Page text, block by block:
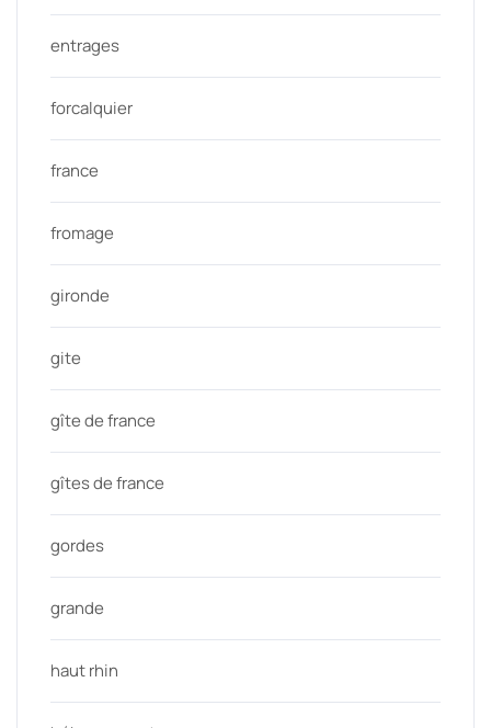
entrages
forcalquier
france
fromage
gironde
gite
gîte de france
gîtes de france
gordes
grande
haut rhin